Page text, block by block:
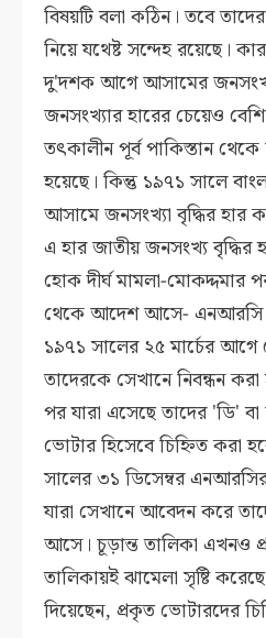
বিষয়টি বলা কঠিন। তবে
নিয়ে যথেষ্ট সন্দেহ রয়েছে।
দু'দশক আগে আসামের
জনসংখ্যার হারের চেয়েও
তৎকালীন পূর্ব পাকিস্তান
হয়েছে। কিন্তু ১৯৭১ সালে
আসামে জনসংখ্যা বৃদ্ধির হার
এ হার জাতীয় জনসংখ্য বৃদ্ধির
হোক দীর্ঘ মামলা-
থেকে আদেশ আসে-
১৯৭১ সালের ২৫ মার্চের আগে
তাদেরকে সেখানে নিবন্ধন
পর যারা এসেছে তাদের 'ডি'
ভোটার হিসেবে চিহ্নিত করা
সালের ৩১ ডিসেম্বর
যারা সেখানে আবেদন করে
আসে। চূড়ান্ত তালিকা এখনও
তালিকায়ই ঝামেলা সৃষ্টি
দিয়েছেন, প্রকৃত ভোটারদের